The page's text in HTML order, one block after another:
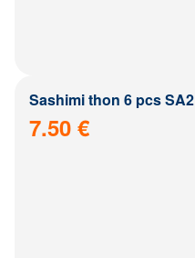
Sashimi thon 6 pcs SA2
7.50 €